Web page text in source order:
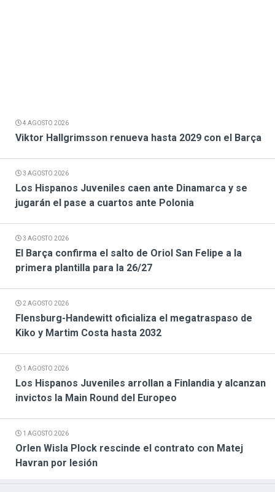
4 AGOSTO 2026
Viktor Hallgrimsson renueva hasta 2029 con el Barça
3 AGOSTO 2026
Los Hispanos Juveniles caen ante Dinamarca y se
jugarán el pase a cuartos ante Polonia
3 AGOSTO 2026
El Barça confirma el salto de Oriol San Felipe a la
primera plantilla para la 26/27
2 AGOSTO 2026
Flensburg-Handewitt oficializa el megatraspaso de
Kiko y Martim Costa hasta 2032
1 AGOSTO 2026
Los Hispanos Juveniles arrollan a Finlandia y alcanzan
invictos la Main Round del Europeo
1 AGOSTO 2026
Orlen Wisla Plock rescinde el contrato con Matej
Havran por lesión